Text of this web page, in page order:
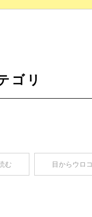
ゴリ
む 目からウロコ